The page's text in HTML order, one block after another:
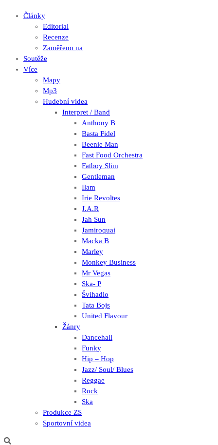
Články
Editorial
Recenze
Zaměřeno na
Soutěže
Více
Mapy
Mp3
Hudební videa
Interpret / Band
Anthony B
Basta Fidel
Beenie Man
Fast Food Orchestra
Fatboy Slim
Gentleman
Ilam
Irie Revoltes
J.A.R
Jah Sun
Jamiroquai
Macka B
Marley
Monkey Business
Mr Vegas
Ska- P
Švihadlo
Tata Bojs
United Flavour
Žánry
Dancehall
Funky
Hip – Hop
Jazz/ Soul/ Blues
Reggae
Rock
Ska
Produkce ZS
Sportovní videa